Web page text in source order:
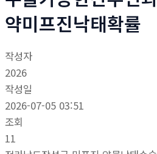
약미프진낙태확률
작성자
2026
작성일
2026-07-05 03:51
조회
11